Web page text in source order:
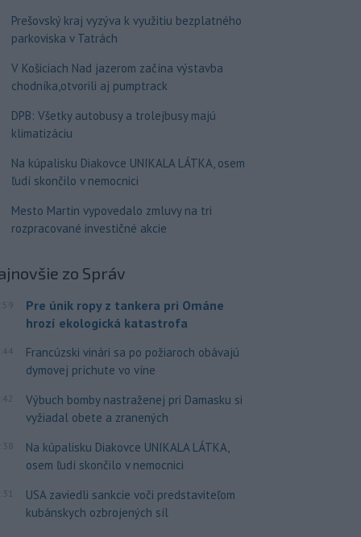
Prešovský kraj vyzýva k využitiu bezplatného
parkoviska v Tatrách
V Košiciach Nad jazerom začína výstavba
chodníka,otvorili aj pumptrack
DPB: Všetky autobusy a trolejbusy majú
klimatizáciu
Na kúpalisku Diakovce UNIKALA LÁTKA, osem
ľudí skončilo v nemocnici
Mesto Martin vypovedalo zmluvy na tri
rozpracované investičné akcie
zo Správ
Pre únik ropy z tankera pri Ománe
hrozí ekologická katastrofa
Francúzski vinári sa po požiaroch obávajú
dymovej príchute vo víne
Výbuch bomby nastraženej pri Damasku si
vyžiadal obete a zranených
Na kúpalisku Diakovce UNIKALA LÁTKA,
osem ľudí skončilo v nemocnici
USA zaviedli sankcie voči predstaviteľom
kubánskych ozbrojených síl